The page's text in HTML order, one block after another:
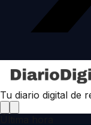
Tu diario digital de